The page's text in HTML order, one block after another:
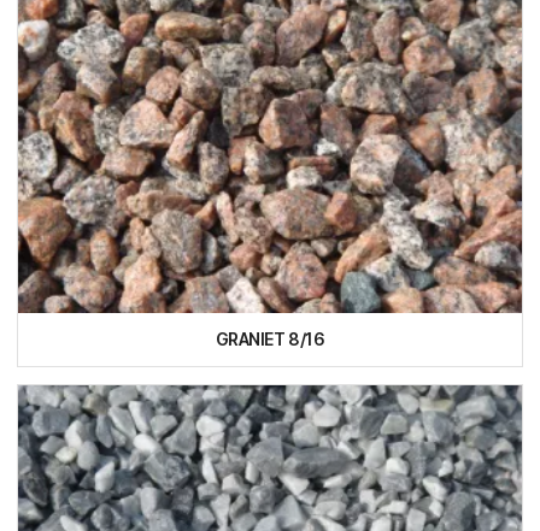
GRANIET 8/16